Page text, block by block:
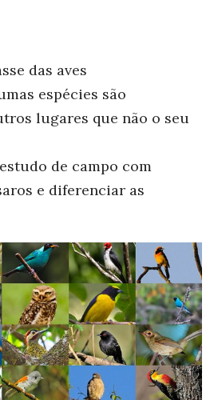
das aves
espécies são
lugares que não o seu
de campo com
e diferenciar as